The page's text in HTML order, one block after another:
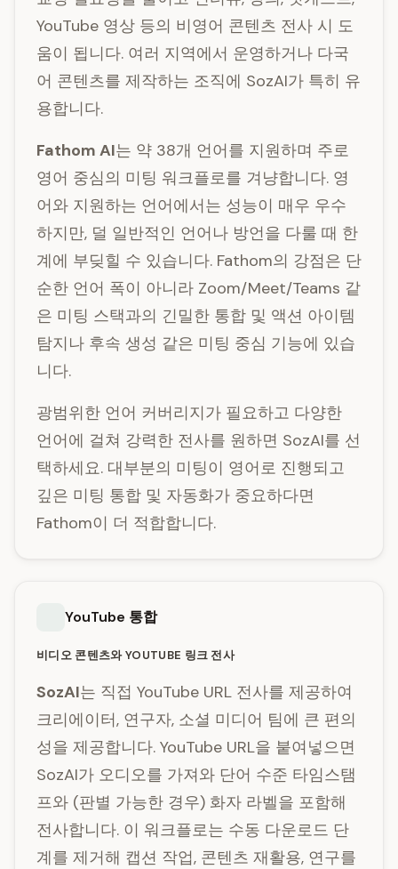
YouTube 영상 등의 비영어 콘텐츠 전사 시 도
움이 됩니다. 여러 지역에서 운영하거나 다국
어 콘텐츠를 제작하는 조직에 SozAI가 특히 유
용합니다.
Fathom AI는 약 38개 언어를 지원하며 주로
영어 중심의 미팅 워크플로를 겨냥합니다. 영
어와 지원하는 언어에서는 성능이 매우 우수
하지만, 덜 일반적인 언어나 방언을 다룰 때 한
계에 부딪힐 수 있습니다. Fathom의 강점은 단
순한 언어 폭이 아니라 Zoom/Meet/Teams 같
은 미팅 스택과의 긴밀한 통합 및 액션 아이템
탐지나 후속 생성 같은 미팅 중심 기능에 있습
니다.
광범위한 언어 커버리지가 필요하고 다양한
언어에 걸쳐 강력한 전사를 원하면 SozAI를 선
택하세요. 대부분의 미팅이 영어로 진행되고
깊은 미팅 통합 및 자동화가 중요하다면
Fathom이 더 적합합니다.
YouTube 통합
비디오 콘텐츠와 YOUTUBE 링크 전사
SozAI는 직접 YouTube URL 전사를 제공하여
크리에이터, 연구자, 소셜 미디어 팀에 큰 편의
성을 제공합니다. YouTube URL을 붙여넣으면
SozAI가 오디오를 가져와 단어 수준 타임스탬
프와 (판별 가능한 경우) 화자 라벨을 포함해
전사합니다. 이 워크플로는 수동 다운로드 단
계를 제거해 캡션 작업, 콘텐츠 재활용, 연구를